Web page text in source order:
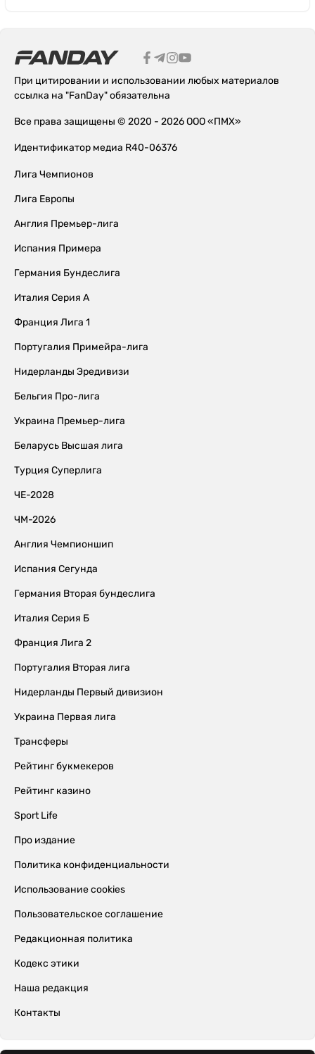
При цитировании и использовании любых материалов
ссылка на "FanDay" обязательна
Все права защищены © 2020 - 2026 ООО «ПМХ»
Идентификатор медиа R40-06376
Лига Чемпионов
Лига Европы
Англия Премьер-лига
Испания Примера
Германия Бундеслига
Италия Серия А
Франция Лига 1
Португалия Примейра-лига
Нидерланды Эредивизи
Бельгия Про-лига
Украина Премьер-лига
Беларусь Высшая лига
Турция Суперлига
ЧЕ-2028
ЧМ-2026
Англия Чемпионшип
Испания Сегунда
Германия Вторая бундеслига
Италия Серия Б
Франция Лига 2
Португалия Вторая лига
Нидерланды Первый дивизион
Украина Первая лига
Трансферы
Рейтинг букмекеров
Рейтинг казино
Sport Life
Про издание
Политика конфиденциальности
Использование cookies
Пользовательское соглашение
Редакционная политика
Кодекс этики
Наша редакция
Контакты